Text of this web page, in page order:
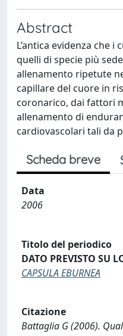
Abstract
L’antica evidenza che
quelli di specie più
allenamento ripetute
capillare del cuore in
coronarico, dai fattori
allenamento di
cardiovascolari tali da
Scheda breve
Data
2006
Titolo del periodico
DATO PREVISTO SU
CAPSULA EBURNEA
Citazione
Battaglia G (2006).